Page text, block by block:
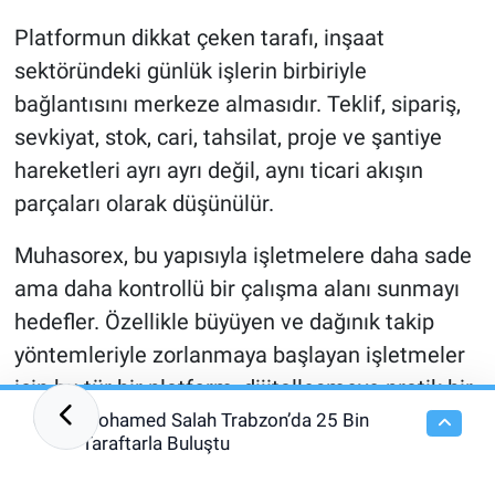
Platformun dikkat çeken tarafı, inşaat
sektöründeki günlük işlerin birbiriyle
bağlantısını merkeze almasıdır. Teklif, sipariş,
sevkiyat, stok, cari, tahsilat, proje ve şantiye
hareketleri ayrı ayrı değil, aynı ticari akışın
parçaları olarak düşünülür.
Muhasorex, bu yapısıyla işletmelere daha sade
ama daha kontrollü bir çalışma alanı sunmayı
hedefler. Özellikle büyüyen ve dağınık takip
yöntemleriyle zorlanmaya başlayan işletmeler
için bu tür bir platform, dijitalleşmeye pratik bir
geçiş noktası olabilir.
01:46
Mohamed Salah Trabzon’da 25 Bin
Taraftarla Buluştu